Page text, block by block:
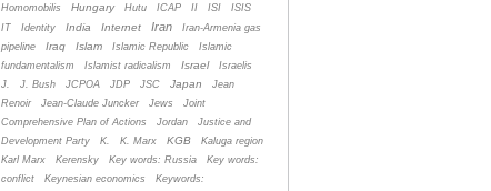
Homomobilis
Hungary Hutu ICAP II ISI
ISIS
IT
Identity India Internet Iran
Iran-Armenia gas
pipeline
Iraq Islam Islamic Republic
Islamic
fundamentalism
Islamist radicalism Israel
Israelis
J.
J. Bush JCPOA JDP JSC Japan
Jean
Renoir
Jean-Claude Juncker Jews
Joint
Comprehensive Plan of Actions
Jordan
Justice and
Development Party
K. K. Marx KGB
Kaluga region
Karl Marx
Kerensky Key words: Russia
Key words:
conflict
Keynesian economics
Keywords: